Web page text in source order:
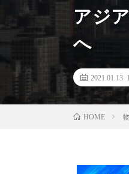
アジ
へ
2021.01.13
HOME